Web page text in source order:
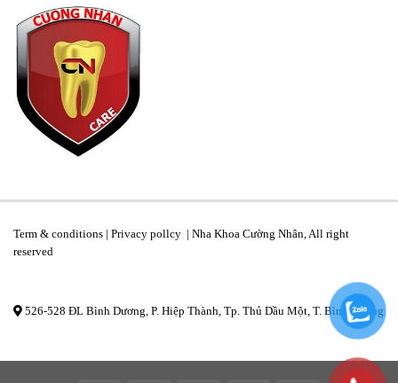
Term & conditions | Privacy pollcy | Nha Khoa Cường Nhân, All right
reserved
526-528 ĐL Bình Dương, P. Hiệp Thành, Tp. Thủ Dầu Một, T. Bình Dương